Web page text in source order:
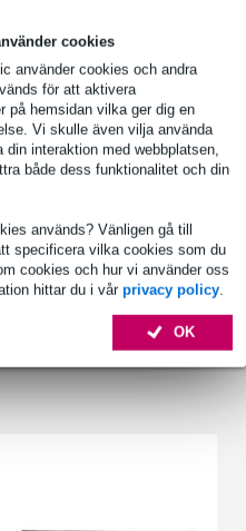
cookies
använder cookies och andra
för att aktivera
på hemsidan vilka ger dig en
Vi skulle även vilja använda
interaktion med webbplatsen,
både dess funktionalitet och din
används? Vänligen gå till
specificera vilka cookies som du
cookies och hur vi använder oss
hittar du i vår privacy policy.
OK